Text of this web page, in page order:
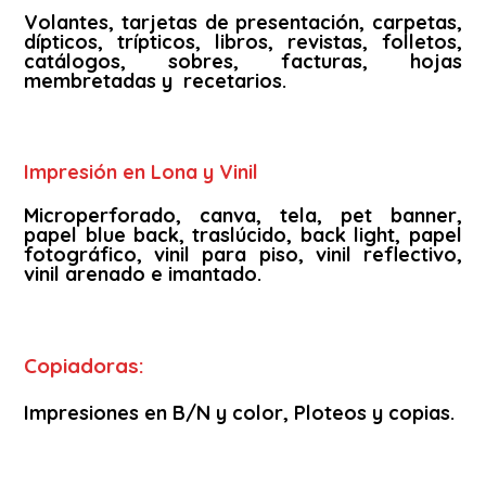
Volantes, tarjetas de presentación, carpetas,
dípticos, trípticos, libros, revistas, folletos,
catálogos, sobres, facturas, hojas
membretadas y recetarios.
Impresión en Lona y Vinil
Microperforado, canva, tela, pet banner,
papel blue back, traslúcido, back light, papel
fotográfico, vinil para piso, vinil reflectivo,
vinil arenado e imantado.
Copiadoras:
Impresiones en B/N y color, Ploteos y copias.